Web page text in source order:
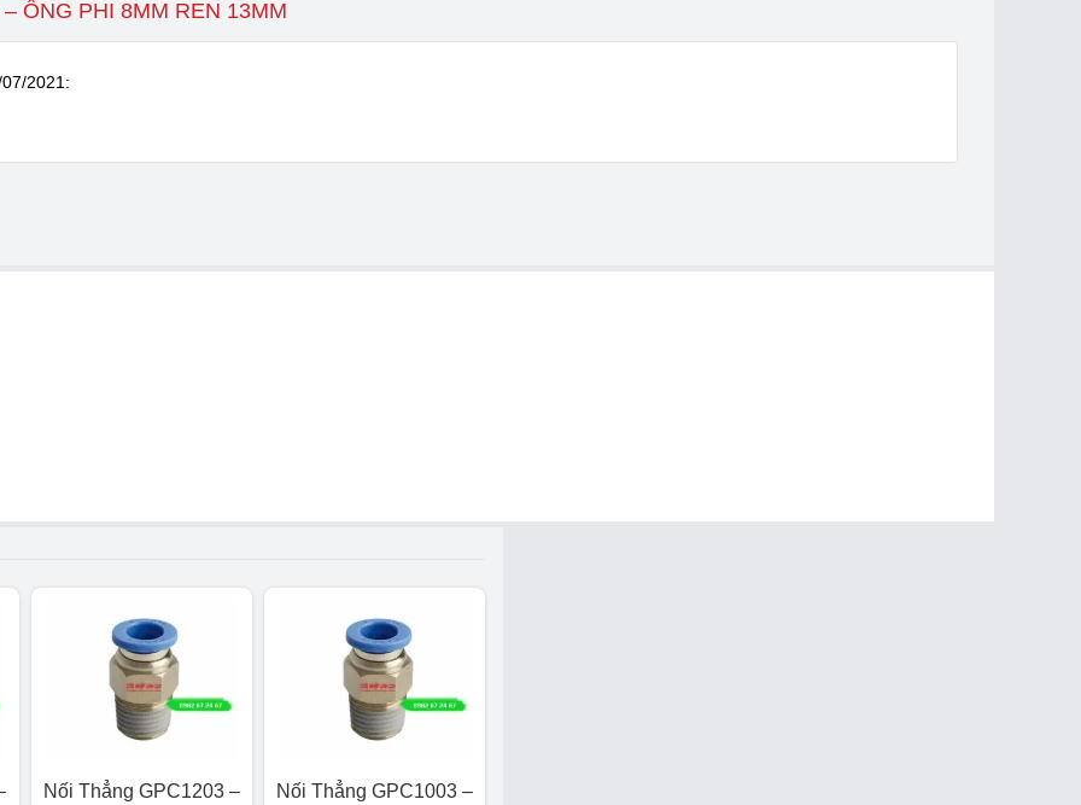
ỐNG PHI 8MM REN 13MM
2021 :
Nối Thẳng GPC1203 –
Nối Thẳng GPC1003 –